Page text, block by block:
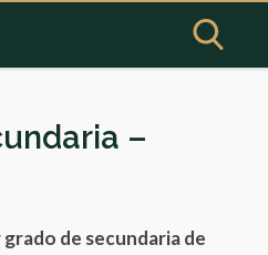
–
grado de secundaria de